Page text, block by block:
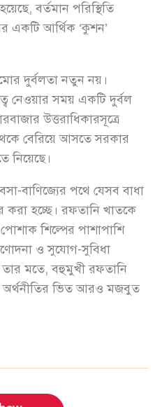
বর্তমান পরিস্থিতি
একটি আর্থিক ‘কুশন’
দুর্বলতা নতুন নয়।
নেওয়ার সময় একটি দুর্বল
উত্তরাধিকারসূত্রে
বেরিয়ে আসতে সরকার
নিয়েছে।
বাণিজ্যের পথে যেসব বাধা
করা হচ্ছে। রফতানি খাতকে
শিল্পের পাশাপাশি
ও সুযোগ-সুবিধা
তার মতে, বহুমুখী রফতানি
অর্থনীতির ভিত আরও মজবুত